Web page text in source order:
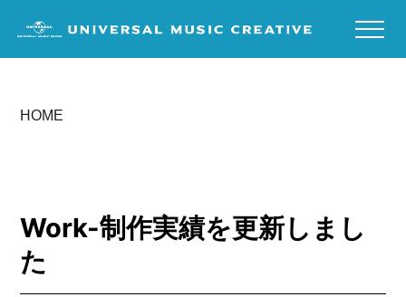
HOME
Work-制作実績を更新しまし
た